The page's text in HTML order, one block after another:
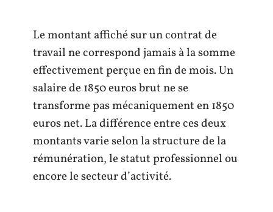
Le montant affiché sur un contrat de
travail ne correspond jamais à la somme
effectivement perçue en fin de mois. Un
salaire de 1850 euros brut ne se
transforme pas mécaniquement en 1850
euros net. La différence entre ces deux
montants varie selon la structure de la
rémunération, le statut professionnel ou
encore le secteur d’activité.